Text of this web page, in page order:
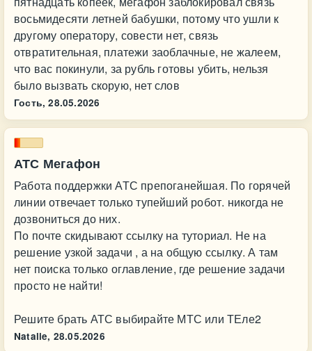
восьмидесяти летней бабушки, потому что ушли к
другому оператору, совести нет, связь
отвратительная, платежи заоблачные, не жалеем,
что вас покинули, за рубль готовы убить, нельзя
было вызвать скорую, нет слов
Гость, 28.05.2026
АТС Мегафон
Работа поддержки АТС препоганейшая. По горячей
линии отвечает только тупейший робот. никогда не
дозвониться до них.
По почте скидывают ссылку на туториал. Не на
решение узкой задачи , а на общую ссылку. А там
нет поиска только оглавление, где решение задачи
просто не найти!
Решите брать АТС выбирайте МТС или ТЕле2
Natalie, 28.05.2026